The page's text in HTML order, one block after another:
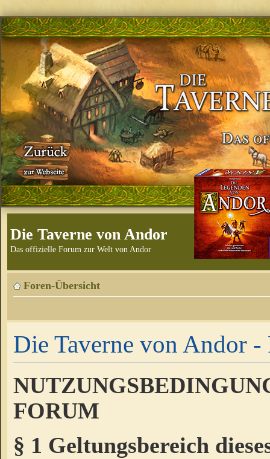
Die Taverne von Andor
Das offizielle Forum zur Welt von Andor
Foren-Übersicht
Die Taverne von Andor -
FORUM
§ 1 Geltungsbereich